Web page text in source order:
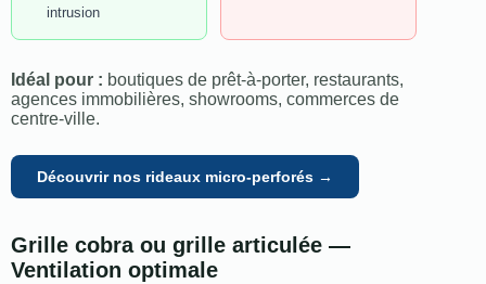
intrusion
Idéal pour : boutiques de prêt-à-porter, restaurants,
agences immobilières, showrooms, commerces de
centre-ville.
Découvrir nos rideaux micro-perforés →
Grille cobra ou grille articulée —
Ventilation optimale